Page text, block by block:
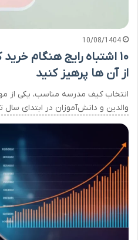
10/08/1404
۱۰ اشتباه رایج هنگام خرید کیف مدرسه
از آن ها پرهیز کنید
انتخاب کیف مدرسه مناسب، یکی از
والدین و دانش‌آموزان در ابتدای